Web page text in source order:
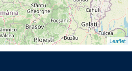
Leaflet